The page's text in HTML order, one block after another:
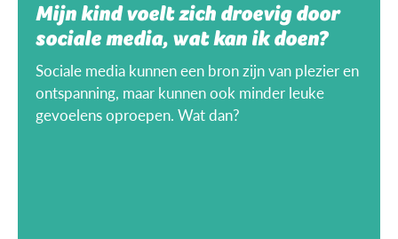
Mijn kind voelt zich droevig door
sociale media, wat kan ik doen?
Sociale media kunnen een bron zijn van plezier en
ontspanning, maar kunnen ook minder leuke
gevoelens oproepen. Wat dan?